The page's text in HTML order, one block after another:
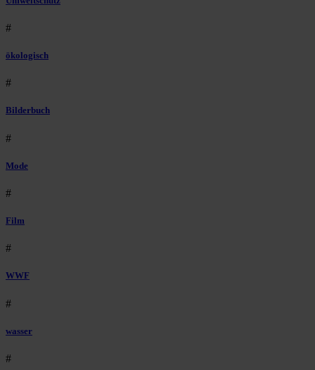
#
ökologisch
#
Bilderbuch
#
Mode
#
Film
#
WWF
#
wasser
#